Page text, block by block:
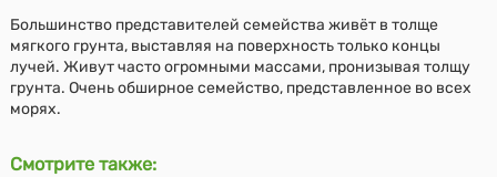
Большинство представителей семейства живёт в толще
мягкого грунта, выставляя на поверхность только концы
лучей. Живут часто огромными массами, пронизывая толщу
грунта. Очень обширное семейство, представленное во всех
морях.
Смотрите также: